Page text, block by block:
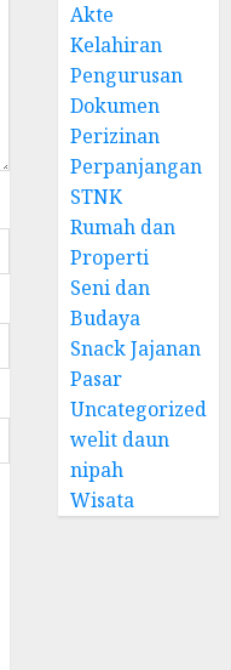
Akte
Kelahiran
Pengurusan
Dokumen
Perizinan
Perpanjangan
STNK
Rumah dan
Properti
Seni dan
Budaya
Snack Jajanan
Pasar
Uncategorized
welit daun
nipah
Wisata